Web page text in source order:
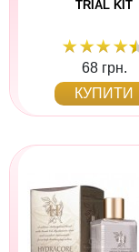
TRIAL KIT
68 грн.
КУПИТИ